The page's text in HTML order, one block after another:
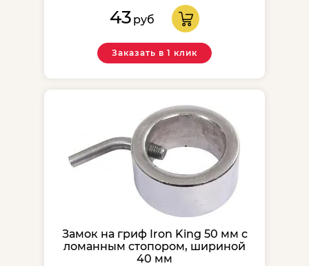
43 руб
Заказать в 1 клик
Замок на гриф Iron King 50 мм с
ломанным стопором, шириной
40 мм